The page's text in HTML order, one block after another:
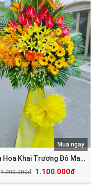
Mẫu Hoa Khai Trương Đỏ May Mắn Tài Lộc
1.200.000đ 1.100.000đ
Mua ngay